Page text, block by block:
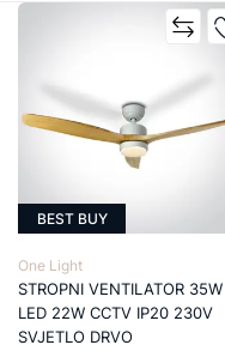
BEST BUY
One Light
STROPNI VENTILATOR 35W
LED 22W CCTV IP20 230V
SVJETLO DRVO